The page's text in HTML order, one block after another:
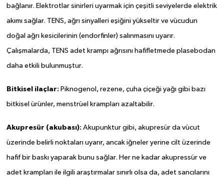
bağlanır. Elektrotlar sinirleri uyarmak için çeşitli seviyelerde elektrik
akımı sağlar. TENS, ağrı sinyalleri eşiğini yükseltir ve vücudun
doğal ağrı kesicilerinin (endorfinler) salınmasını uyarır.
Çalışmalarda, TENS adet krampı ağrısını hafifletmede plasebodan
daha etkili bulunmuştur.
Bitkisel ilaçlar:Piknogenol, rezene, çuha çiçeği yağı gibi bazı
bitkisel ürünler, menstrüel krampları azaltabilir.
Akupresür (akubası):Akupunktur gibi, akupresür da vücut
üzerinde belirli noktaları uyarır, ancak iğneler yerine cilt üzerinde
hafif bir baskı yaparak bunu sağlar. Her ne kadar akupressür ve
adet krampları ile ilgili araştırmalar sınırlı olsa da, adet sancılarını